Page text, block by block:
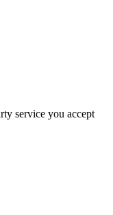
service you accept